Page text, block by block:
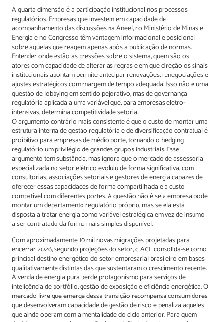
A quarta dimensão é a participação institucional nos processos
regulatórios. Empresas que investem em capacidade de
acompanhamento das discussões na Aneel, no Ministério de Minas e
Energia e no Congresso têm vantagem informacional e posicional
sobre aquelas que reagem apenas após a publicação de normas.
Entender onde estão as pressões sobre o sistema, quem são os
atores com capacidade de alterar as regras e em que direção os sinais
institucionais apontam permite antecipar renovações, renegociações e
ajustes estratégicos com margem de tempo adequada. Isso não é uma
questão de lobbying em sentido pejorativo, mas de governança
regulatória aplicada a uma variável que, para empresas eletro-
intensivas, determina competitividade setorial.
O argumento contrário mais consistente é que o custo de montar uma
estrutura interna de gestão regulatória e de diversificação contratual é
proibitivo para empresas de médio porte, tornando o hedging
regulatório um privilégio de grandes grupos industriais. Esse
argumento tem substância, mas ignora que o mercado de assessoria
especializada no setor elétrico evoluiu de forma significativa, com
consultorias, associações setoriais e gestores de energia capazes de
oferecer essas capacidades de forma compartilhada e a custo
compatível com diferentes portes. A questão não é se a empresa pode
montar um departamento regulatório próprio, mas se ela está
disposta a tratar energia como variável estratégica em vez de insumo
a ser contratado da forma mais simples disponível.
Com aproximadamente 10 mil novas migrações projetadas para
encerrar 2026, segundo projeções do setor, o ACL consolida-se como
principal destino energético do setor empresarial brasileiro em bases
qualitativamente distintas das que sustentaram o crescimento recente.
A venda de energia pura perde protagonismo para serviços de
inteligência de portfólio, gestão de exposição e eficiência energética. O
mercado livre que emerge dessa transição recompensa consumidores
que desenvolveram capacidade de gestão de risco e penaliza aqueles
que ainda operam com a mentalidade do ciclo anterior. Para quem